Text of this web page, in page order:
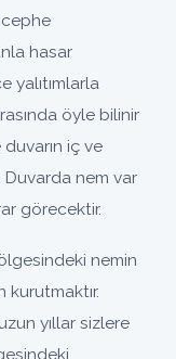
hasar
yalıtımlarla
öyle bilinir
duvarın iç ve
Duvarda nem var
görecektir.
nemin
yıllar sizlere